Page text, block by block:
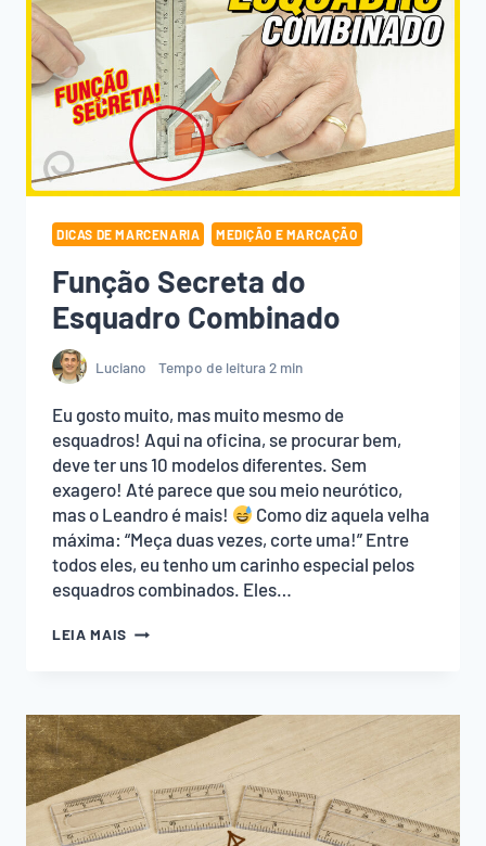
QUE
NÃO
PODE
FALTAR
NA
SUA
MARCENARIA
DICAS DE MARCENARIA MEDIÇÃO E MARCAÇÃO
Função Secreta do
Esquadro Combinado
Luciano Tempo de leitura2 min
Eu gosto muito, mas muito mesmo de
esquadros! Aqui na oficina, se procurar bem,
deve ter uns 10 modelos diferentes. Sem
exagero! Até parece que sou meio neurótico,
mas o Leandro é mais!
Como diz aquela velha
máxima: “Meça duas vezes, corte uma!” Entre
todos eles, eu tenho um carinho especial pelos
esquadros combinados. Eles…
LEIA MAIS FUNÇÃO
COMBINADO